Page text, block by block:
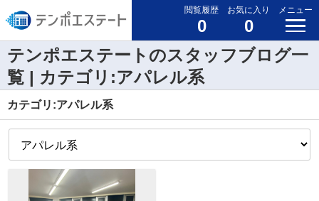
閲覧履歴
0
お気に入り
0
メニュー
テンポエステートのスタッフブログ一
覧 | カテゴリ:アパレル系
カテゴリ:アパレル系